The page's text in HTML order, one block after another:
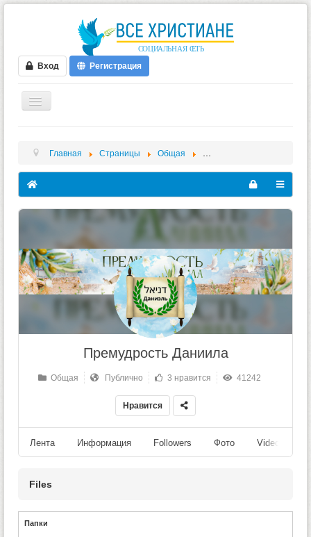
Вход Регистрация
ФОРУМ
ВИДЕО
БЛОГИ
БИБЛИЯ
ОПРОСЫ
НОВОСТИ
Главная Страницы Общая Премудрость Даниила
Премудрость Даниила
Общая Публично 3 нравится 41242
Нравится
Лента Информация Followers Фото Videos
Files
Папки